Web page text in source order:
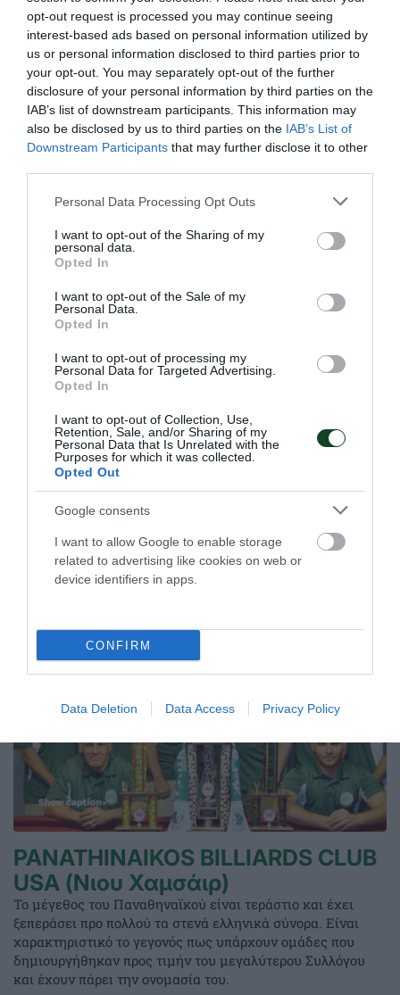
opt-out request is processed you may continue seeing
interest-based ads based on personal information utilized by
us or personal information disclosed to third parties prior to
your opt-out. You may separately opt-out of the further
disclosure of your personal information by third parties on the
IAB’s list of downstream participants. This information may
also be disclosed by us to third parties on the IAB’s List of
Downstream Participants that may further disclose it to other
Please note that this website/app uses one or more Google
not limited to your visit or usage behaviour. You may click to
grant or deny consent to Google and its third-party tags to
use your data for below specified purposes in below Google
consent section.
Personal Data Processing Opt Outs
I want to opt-out of the Sharing of my
personal data.
Opted In
I want to opt-out of the Sale of my
Personal Data.
Opted In
I want to opt-out of processing my
Personal Data for Targeted Advertising.
Opted In
I want to opt-out of Collection, Use,
Retention, Sale, and/or Sharing of my
Personal Data that Is Unrelated with the
Purposes for which it was collected.
Opted Out
Google consents
I want to allow Google to enable storage
related to advertising like cookies on web or
device identifiers in apps.
CONFIRM
Data Deletion Data Access Privacy Policy
Ο Παναθηναϊκός έμαθε το μονοπάτι του για την πρόκριση
στους ομίλους της EuroLeague.
16.07.2026 ΜΠΑΣΚΕΤ ΓΥΝΑΙΚΩΝ
Μεγάλη νίκη κόντρα στην Τσεχία
για την Εθνική Νέων γυναικών
Η Εθνική ομάδα μπάσκετ γυναικών νίκησε την Τσεχία και
είναι κοντά στην πρόκριση στα ημιτελικά του ευρωπαϊκού
πρωταθλήματος Β' κατηγορίας.
ΤΕΛΕΥΤΑΙΑ ΝΕΑ
PANATHINAIKOS BILLIARDS CLUB
USA (Νιου Χαμσάιρ)
Το μέγεθος του Παναθηναϊκού είναι τεράστιο και έχει
ξεπεράσει προ πολλού τα στενά ελληνικά σύνορα. Είναι
χαρακτηριστικό το γεγονός πως υπάρχουν ομάδες που
δημιουργήθηκαν προς τιμήν του μεγαλύτερου Συλλόγου
και έχουν πάρει την ονομασία του.